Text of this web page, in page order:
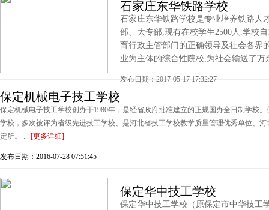
石家庄东华铁路学校
石家庄东华铁路学校是专业培养铁路人
部、大专部,现有在校学生2500人.学校
育行政主管部门的正确领导及社会各界
业为主体的综合性院校,为社会输送了
发布日期：2017-05-17 17:32:27
保定机械电子技工学校
保定机械电子技工学校创办于1980年，是经省政府批准建立的正规国办全日制学校
学校，多次被评为省级先进技工学校、是河北省技工学校教学质量管理优秀单位、
定所。 ... [更多详细]
发布日期：2016-07-28 07:51:45
保定华中技工学校
保定华中技工学校（原保定市中华技工